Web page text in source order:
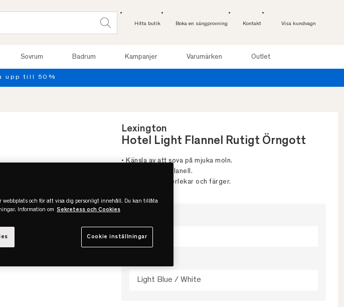
Hitta butik Boka en sängprovning Kontakt Visa kundvagn
Sovrum Badrum Kampanjer Varumärken Outlet
Lexington
Hotel Light Flannel Rutigt Örngott
• Känsla av att sova på mjuka moln.
• 100% bomullsflanell.
• Finns i flera storlekar och färger.
50x60
Light Blue / White
webbplats och för att visa dig personligt innehåll. Du kan tillåta
Information om Sekretess och Cookies
Cookie inställningar